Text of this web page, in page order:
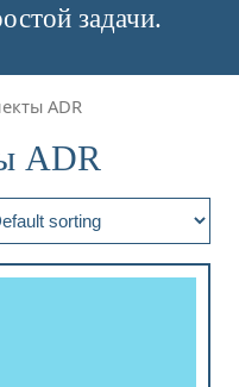
задачи.
ADR
ADR